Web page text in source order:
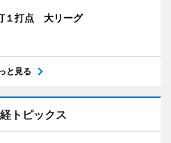
１打点 大リーグ
と見る
トピックス